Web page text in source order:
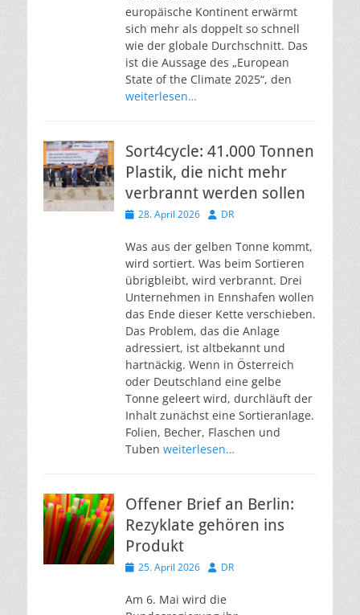
europäische Kontinent erwärmt
sich mehr als doppelt so schnell
wie der globale Durchschnitt. Das
ist die Aussage des „European
State of the Climate 2025“, den
weiterlesen…
Sort4cycle: 41.000 Tonnen
Plastik, die nicht mehr
verbrannt werden sollen
Veröffentlicht
28. April 2026 Autor
DR
Was aus der gelben Tonne kommt,
wird sortiert. Was beim Sortieren
übrigbleibt, wird verbrannt. Drei
Unternehmen in Ennshafen wollen
das Ende dieser Kette verschieben.
Das Problem, das die Anlage
adressiert, ist altbekannt und
hartnäckig. Wenn in Österreich
oder Deutschland eine gelbe
Tonne geleert wird, durchläuft der
Inhalt zunächst eine Sortieranlage.
Folien, Becher, Flaschen und
Tuben weiterlesen…
Offener Brief an Berlin:
Rezyklate gehören ins
Produkt
Veröffentlicht
25. April 2026 Autor
DR
Am 6. Mai wird die